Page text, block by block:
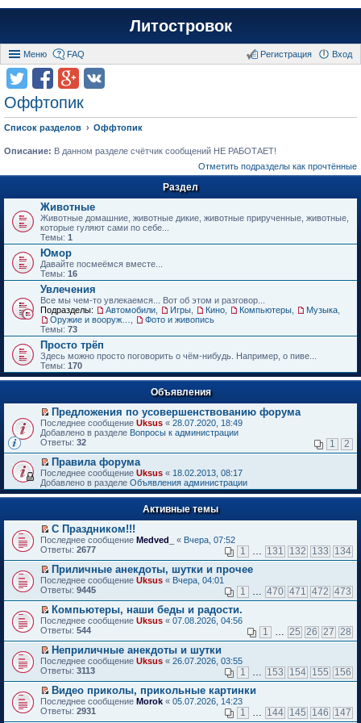
Литостровок
Меню FAQ Вход
Регистрация
Оффтопик
Список разделов Оффтопик
Описание: В данном разделе счётчик сообщений НЕ РАБОТАЕТ!
Отметить подразделы как прочтённые
Раздел
Животные
Животные домашние, животные дикие, животные прирученные, животные,
которые гуляют сами по себе...
Темы: 1
Юмор
Давайте посмеёмся вместе...
Темы: 16
Увлечения
Все мы чем-то увлекаемся... Вот об этом и разговор...
Подразделы:
Автомобили Игры Кино Компьютеры Музыка
Фото и живопись
Темы: 73
Просто трёп
Здесь можно просто поговорить о чём-нибудь. Например, о пиве...
Темы: 170
Объявления
П
е
р
й
т
и
к
п
в
о
м
у
н
е
п
р
о
ч
и
т
а
н
н
о
м
у
с
о
о
Предложения по усовершенствованию форума
Последнее сообщение Uksus « 28.07.2020, 18:49
Добавлено в разделе Вопросы к администрации
Ответы: 32 1 2
П
е
р
е
т
и
к
п
р
в
о
м
у
н
е
п
р
о
ч
и
т
а
н
н
Правила форума
Последнее сообщение Uksus « 18.02.2013, 08:17
Добавлено в разделе Объявления администрации
Активные темы
П
е
е
й
т
и
к
п
е
р
в
о
м
у
н
е
п
р
о
С Праздником!!!
Последнее сообщение Medved_ « Вчера, 07:52
Ответы: 2677 1 131 132 133 134
П
е
е
й
т
и
к
п
е
р
в
о
м
у
Приличные анекдоты, шутки и прочее
Последнее сообщение Uksus « Вчера, 04:01
Ответы: 9445 1 470 471 472 473
П
е
е
й
т
и
к
п
е
р
Компьютеры, наши беды и радости.
Последнее сообщение Uksus « 07.08.2026, 04:56
Ответы: 544 1 25 26 27 28
П
е
е
й
т
и
Неприличные анекдоты и шутки
Последнее сообщение Uksus « 26.07.2026, 03:55
Ответы: 3113 1 153 154 155 156
П
е
Видео приколы, прикольные картинки
Последнее сообщение Morok « 05.07.2026, 14:23
Ответы: 2931 1 144 145 146 147